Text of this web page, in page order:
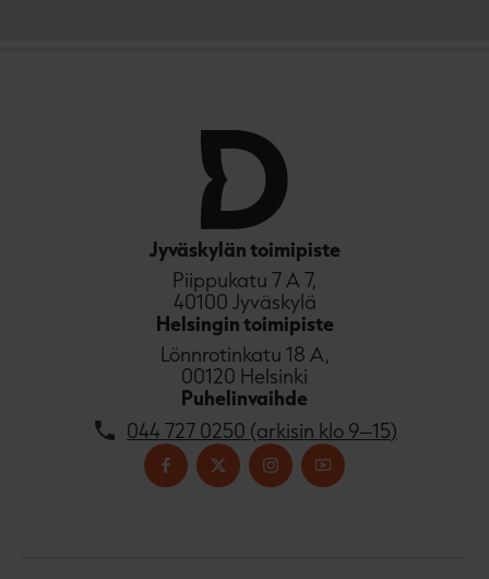
Jyväskylän toimipiste
Piippukatu 7 A 7,
40100 Jyväskylä
Helsingin toimipiste
Lönnrotinkatu 18 A,
00120 Helsinki
Puhelinvaihde
044 727 0250 (arkisin klo 9–15)